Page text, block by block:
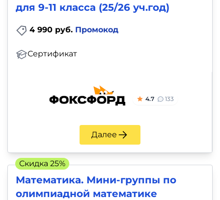
для 9-11 класса (25/26 уч.год)
4 990 руб. Промокод
Сертификат
4.7 133
Далее
Математика. Мини-группы по
олимпиадной математике
Скидка 25%